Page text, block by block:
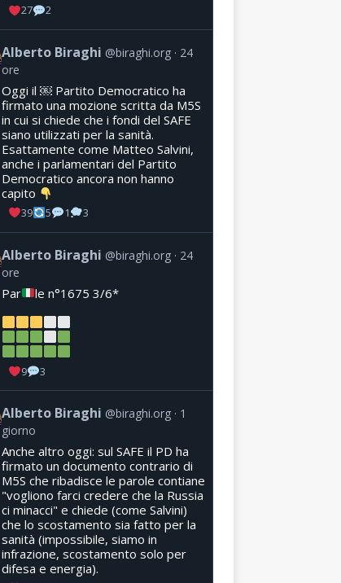
27 2
Alberto Biraghi @biraghi.org
24
ore
Oggi il ￼ Partito Democratico ha
firmato una mozione scritta da M5S
in cui si chiede che i fondi del SAFE
siano utilizzati per la sanità.
Esattamente come Matteo Salvini,
anche i parlamentari del Partito
Democratico ancora non hanno
capito
39 5 1 3
Alberto Biraghi @biraghi.org
24
ore
Par le n°1675 3/6*
9 3
Alberto Biraghi @biraghi.org
1
giorno
Anche altro oggi: sul SAFE il PD ha
firmato un documento contrario di
M5S che ribadisce le parole contiane
"vogliono farci credere che la Russia
ci minacci" e chiede (come Salvini)
che lo scostamento sia fatto per la
sanità (impossibile, siamo in
infrazione, scostamento solo per
difesa e energia).